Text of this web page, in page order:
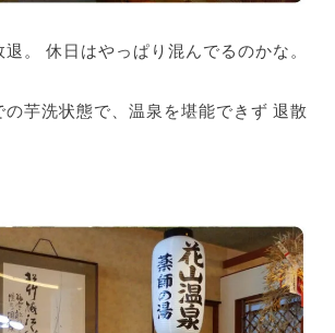
。 休日はやっぱり混んでるのかな。
芋洗状態で、温泉を堪能できず 退散